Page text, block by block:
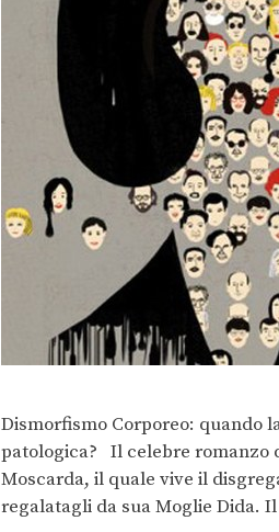
Dismorfismo Corporeo: quando
patologica? Il celebre romanzo
Moscarda, il quale vive il
regalatagli da sua Moglie Dida.